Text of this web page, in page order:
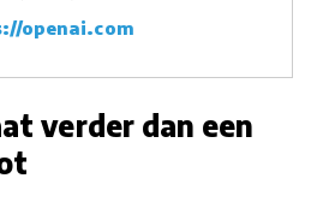
openai.com
verder dan een